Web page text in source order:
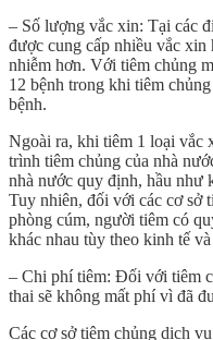
– Số lượng vắc xin: Tại các
được cung cấp nhiều vắc xin
nhiễm hơn. Với tiêm chủng
12 bệnh trong khi tiêm
bệnh.
Ngoài ra, khi tiêm 1 loại vắc
trình tiêm chủng của nhà
nhà nước quy định, hầu như
Tuy nhiên, đối với các cơ sở
phòng cúm, người tiêm có
khác nhau tùy theo kinh tế
– Chi phí tiêm: Đối với tiêm
thai sẽ không mất phí vì đã
Các cơ sở tiêm chủng dịch